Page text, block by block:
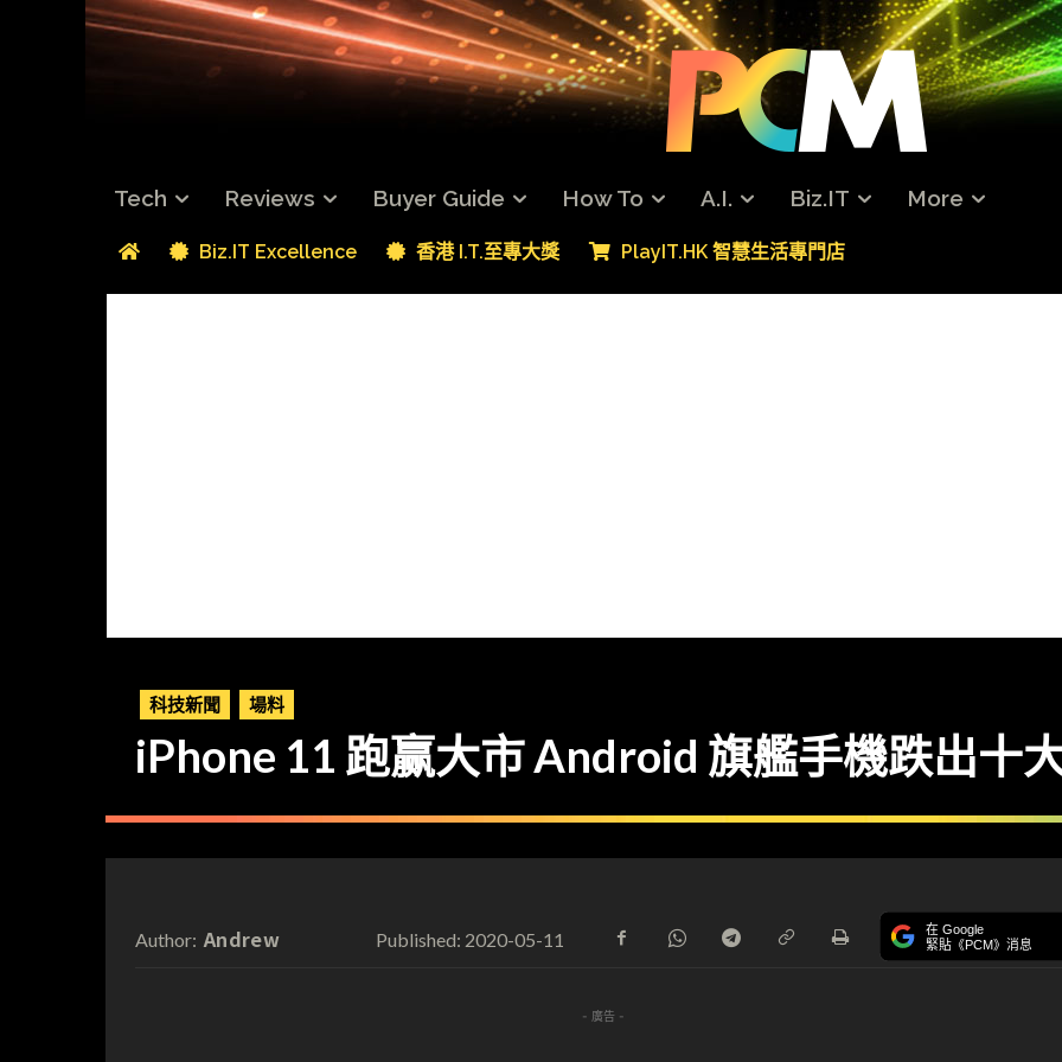
Tech Reviews Buyer Guide How To A.I. Biz.IT More
Biz.IT Excellence 香港 I.T.至專大獎 PlayIT.HK 智慧生活專門店
科技新聞 場料
iPhone 11 跑赢大市 Android 旗艦手機跌出十
Author: Andrew Published: 2020-05-11 在 Google
緊貼《PCM》消息
- 廣告 -